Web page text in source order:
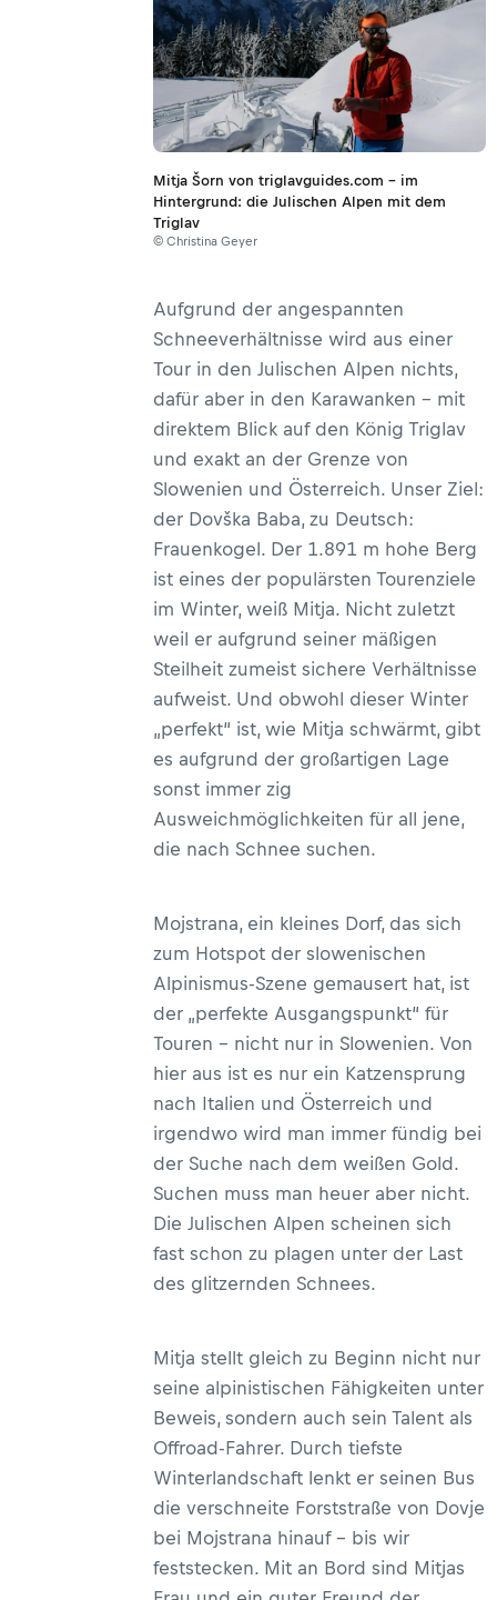
Mitja Šorn von triglavguides.com – im
Hintergrund: die Julischen Alpen mit dem
Triglav
© Christina Geyer
Aufgrund der angespannten
Schneeverhältnisse wird aus einer
Tour in den Julischen Alpen nichts,
dafür aber in den Karawanken – mit
direktem Blick auf den König Triglav
und exakt an der Grenze von
Slowenien und Österreich. Unser Ziel:
der Dovška Baba, zu Deutsch:
Frauenkogel. Der 1.891 m hohe Berg
ist eines der populärsten Tourenziele
im Winter, weiß Mitja. Nicht zuletzt
weil er aufgrund seiner mäßigen
Steilheit zumeist sichere Verhältnisse
aufweist. Und obwohl dieser Winter
„perfekt“ ist, wie Mitja schwärmt, gibt
es aufgrund der großartigen Lage
sonst immer zig
Ausweichmöglichkeiten für all jene,
die nach Schnee suchen.
Mojstrana, ein kleines Dorf, das sich
zum Hotspot der slowenischen
Alpinismus-Szene gemausert hat, ist
der „perfekte Ausgangspunkt“ für
Touren – nicht nur in Slowenien. Von
hier aus ist es nur ein Katzensprung
nach Italien und Österreich und
irgendwo wird man immer fündig bei
der Suche nach dem weißen Gold.
Suchen muss man heuer aber nicht.
Die Julischen Alpen scheinen sich
fast schon zu plagen unter der Last
des glitzernden Schnees.
Mitja stellt gleich zu Beginn nicht nur
seine alpinistischen Fähigkeiten unter
Beweis, sondern auch sein Talent als
Offroad-Fahrer. Durch tiefste
Winterlandschaft lenkt er seinen Bus
die verschneite Forststraße von Dovje
bei Mojstrana hinauf – bis wir
feststecken. Mit an Bord sind Mitjas